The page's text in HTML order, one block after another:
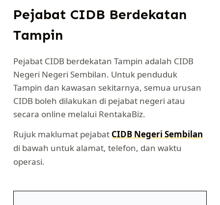
Pejabat CIDB Berdekatan
Tampin
Pejabat CIDB berdekatan Tampin adalah CIDB
Negeri Negeri Sembilan. Untuk penduduk
Tampin dan kawasan sekitarnya, semua urusan
CIDB boleh dilakukan di pejabat negeri atau
secara online melalui RentakaBiz.
Rujuk maklumat pejabat CIDB Negeri Sembilan
di bawah untuk alamat, telefon, dan waktu
operasi.